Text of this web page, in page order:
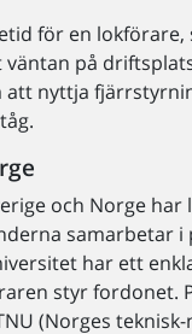
för en
väntan på
att nyttja
och Norge
samarbetar i
har ett
styr fordonet.
(Norges